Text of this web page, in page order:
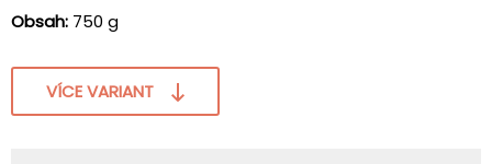
Obsah: 750 g
VÍCE VARIANT